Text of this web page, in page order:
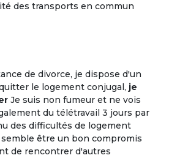
des transports en commun
de divorce, je dispose d'un
le logement conjugal, je
Je suis non fumeur et ne vois
du télétravail 3 jours par
des difficultés de logement
être un bon compromis
de rencontrer d'autres